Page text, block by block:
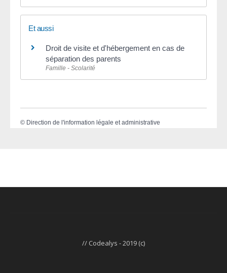
Et aussi
Droit de visite et d'hébergement en cas de
séparation des parents
Famille - Scolarité
© Direction de l'information légale et administrative
// Codealys - 2019 (c)